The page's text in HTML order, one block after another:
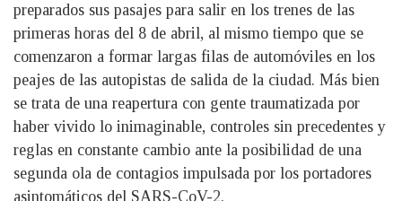
preparados sus pasajes para salir en los trenes de las
primeras horas del 8 de abril, al mismo tiempo que se
comenzaron a formar largas filas de automóviles en los
peajes de las autopistas de salida de la ciudad. Más bien
se trata de una reapertura con gente traumatizada por
haber vivido lo inimaginable, controles sin precedentes y
reglas en constante cambio ante la posibilidad de una
segunda ola de contagios impulsada por los portadores
asintomáticos del SARS-CoV-2.